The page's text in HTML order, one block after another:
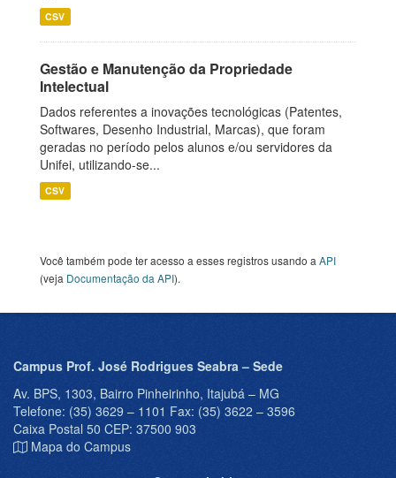
CSV
Gestão e Manutenção da Propriedade
Intelectual
Dados referentes a inovações tecnológicas (Patentes,
Softwares, Desenho Industrial, Marcas), que foram
geradas no período pelos alunos e/ou servidores da
Unifei, utilizando-se...
CSV
Você também pode ter acesso a esses registros usando a API
(veja Documentação da API).
Campus Prof. José Rodrigues Seabra – Sede
Av. BPS, 1303, Bairro Pinheirinho, Itajubá – MG
Telefone: (35) 3629 – 1101 Fax: (35) 3622 – 3596
Caixa Postal 50 CEP: 37500 903
Mapa do Campus